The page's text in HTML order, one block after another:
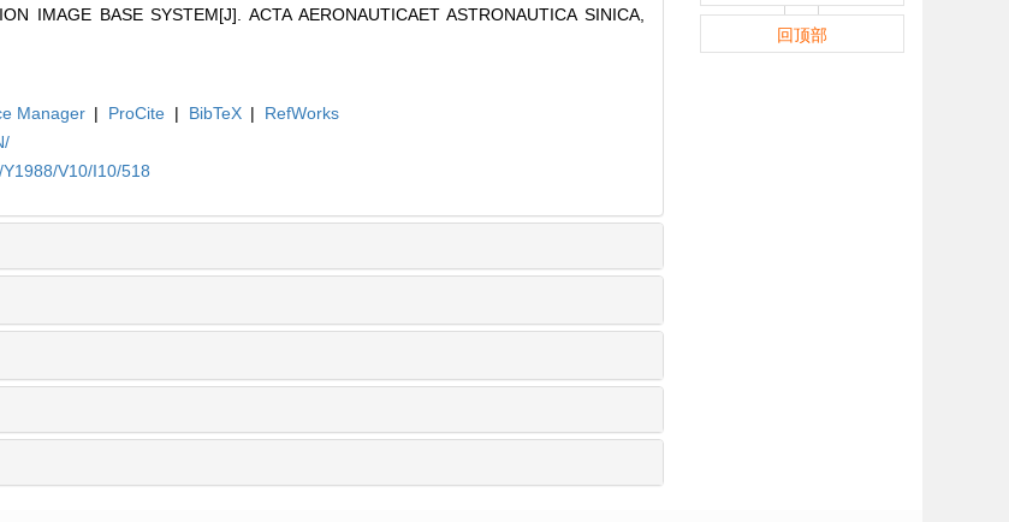
IMAGE BASE SYSTEM[J]. ACTA AERONAUTICAET ASTRONAUTICA SINICA,
Manager | ProCite | BibTeX |
RefWorks
V10/I10/518
回顶部